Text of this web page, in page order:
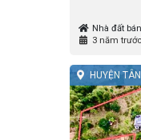
Nhà đất bán
3 năm trước
HUYỆN